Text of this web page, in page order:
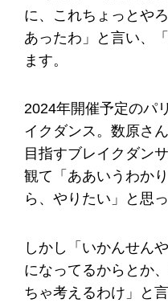
に、これちょっとや
あったわ」と言い、
ます。
2024年開催予定のパ
イクダンス。数原さ
目指すブレイクダン
観て「ああいうわか
ら、やりたい」と思っ
しかし「いかんせん
になってるからとか
ちゃ考えるわけ」と